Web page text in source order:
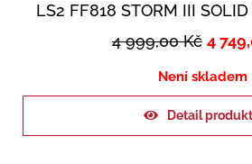
LS2 FF818 STORM III
4 999,00Kč 4
Není skladem
Detail